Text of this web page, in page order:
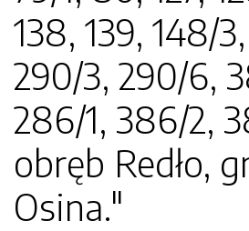
138, 139, 148/
290/3, 290/6,
286/1, 386/2,
obręb Redło,
Osina."